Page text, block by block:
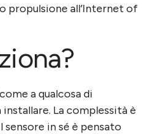
propulsione all’Internet of
come a qualcosa di
La complessità è
in sé è pensato